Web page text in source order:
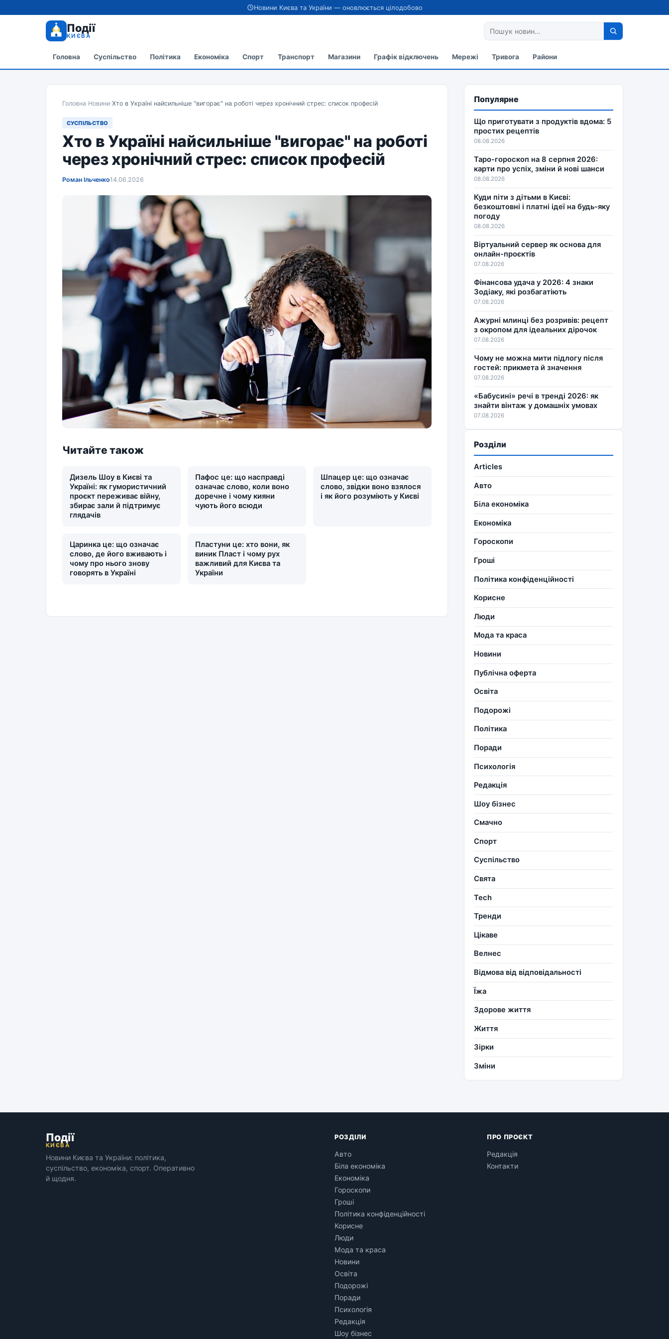
Новини Києва та України — оновлюється цілодобово
Події
КИЄВА
Головна Суспільство Політика Економіка Спорт Транспорт Магазини Графік відключень Мережі Тривога Райони
Головна/Новини/Хто в Україні найсильніше "вигорає" на роботі через хронічний стрес: список професій
СУСПІЛЬСТВО
Хто в Україні найсильніше "вигорає" на роботі
через хронічний стрес: список професій
Роман Ільченко14.06.2026
Читайте також
Дизель Шоу в Києві та
Україні: як гумористичний
проєкт переживає війну,
збирає зали й підтримує
глядачів
Пафос це: що насправді
означає слово, коли воно
доречне і чому кияни
чують його всюди
Шпацер це: що означає
слово, звідки воно взялося
і як його розуміють у Києві
Царинка це: що означає
слово, де його вживають і
чому про нього знову
говорять в Україні
Пластуни це: хто вони, як
виник Пласт і чому рух
важливий для Києва та
України
Популярне
Що приготувати з продуктів вдома: 5
простих рецептів
08.08.2026
Таро-гороскоп на 8 серпня 2026:
карти про успіх, зміни й нові шанси
08.08.2026
Куди піти з дітьми в Києві:
безкоштовні і платні ідеї на будь-яку
погоду
08.08.2026
Віртуальний сервер як основа для
онлайн-проєктів
07.08.2026
Фінансова удача у 2026: 4 знаки
Зодіаку, які розбагатіють
07.08.2026
Ажурні млинці без розривів: рецепт
з окропом для ідеальних дірочок
07.08.2026
Чому не можна мити підлогу після
гостей: прикмета й значення
07.08.2026
«Бабусині» речі в тренді 2026: як
знайти вінтаж у домашніх умовах
07.08.2026
Розділи
Articles
Авто
Біла економіка
Економіка
Гороскопи
Гроші
Політика конфіденційності
Корисне
Люди
Мода та краса
Новини
Публічна оферта
Освіта
Подорожі
Політика
Поради
Психологія
Редакція
Шоу бізнес
Смачно
Спорт
Суспільство
Свята
Tech
Тренди
Цікаве
Велнес
Відмова від відповідальності
Їжа
Здорове життя
Життя
Зірки
Зміни
Події
КИЄВА
Новини Києва та України: політика,
суспільство, економіка, спорт. Оперативно
й щодня.
РОЗДІЛИ
Авто
Біла економіка
Економіка
Гороскопи
Гроші
Політика конфіденційності
Корисне
Люди
Мода та краса
Новини
Освіта
Подорожі
Поради
Психологія
Редакція
Шоу бізнес
ПРО ПРОЄКТ
Редакція
Контакти